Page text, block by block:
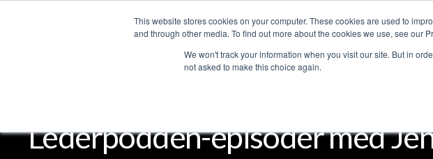
This website stores cookies on your computer. These cookies are used to
and through other media. To find out more about the cookies we use, see our
We won't track your information when you visit our site. But in
not asked to make this choice again.
Tjenester
Lederpodden-episoder med